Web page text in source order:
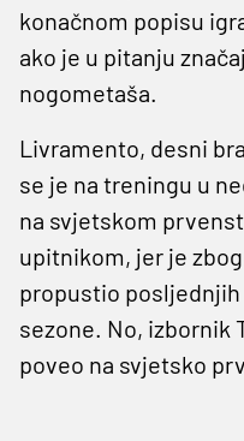
konačnom popisu
ako je u pitanju
nogometaša.
Livramento, desni
se je na treningu u
na svjetskom
upitnikom, jer je
propustio
sezone. No, izbornik
poveo na svjetsko